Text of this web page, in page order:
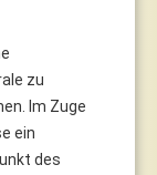
zu
Im Zuge
ein
des